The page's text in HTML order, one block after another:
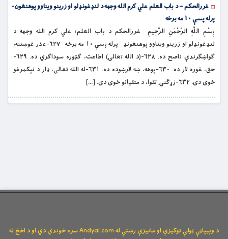
غررالحکم – د باب العلم علي کرم الله وجهه د لنډغونډلو او زرینو ویناوو پوهنغون-
پرله پسې ۱۰ مه برخه
بِسْمِ اللَّهِ الرَّحْمَنِ الرَّحِيمِ غررالحکم د باب العلم؛ علي کرم الله وجهه د
لنډغونډلو او زرینو ویناوو پوهنغونډ پرله پسې ۱۰ مه برخه ۶۲۷-عذر غوښتنه،
ګواښګرندې ناصح ده. ۶۲۸-(د الله تعالی) اطاعت، ګټوره سوداګري ده. ۶۲۹-
حق، غوره لار ده. ۶۳۰-پوهه، ښه لارښوده ده. ۶۳۱-له الله تعالی، ډار د نېکمرغو
خوی دی. ۶۳۲-زړګنۍ تقوا، د متقیانو خوی دی. […]
د وېبپاڼې ټولې توکیزې او مانیزې رښتې له Andyal.com سره خوندي دي او د اخځ له